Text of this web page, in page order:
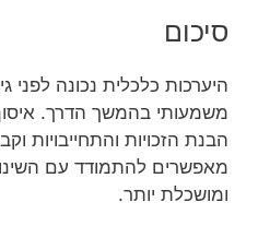
סיכום
היערכות כלכלית נכונה לפני
משמעותי בהמשך הדרך.
הבנת הזכויות והתחייבויות
מאפשרים להתמודד עם
ומושכלת יותר.